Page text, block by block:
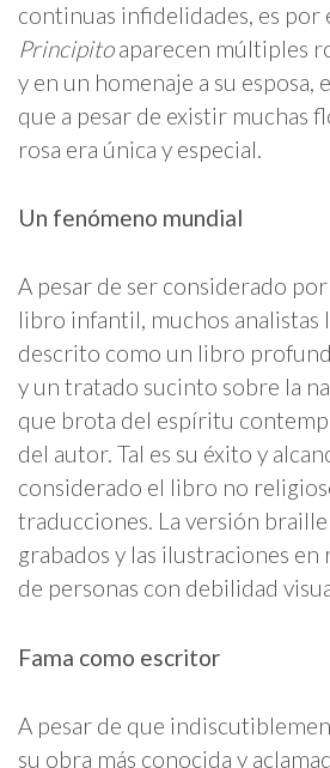
continuas infidelidades, es por
Principitoaparecen múltiples
y en un homenaje a su esposa,
que a pesar de existir muchas
rosa era única y especial.
Un fenómeno mundial
A pesar de ser considerado
libro infantil, muchos analistas
descrito como un libro
y un tratado sucinto sobre la
que brota del espíritu
del autor. Tal es su éxito y
considerado el libro no
traducciones. La versión
grabados y las ilustraciones en
de personas con debilidad
Fama como escritor
A pesar de que
su obra más conocida y